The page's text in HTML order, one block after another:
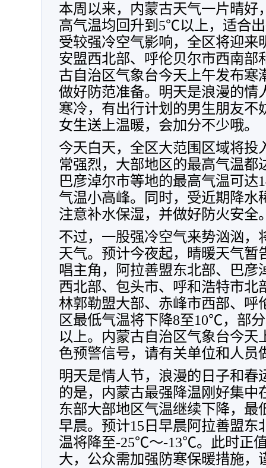
本周以来，内蒙古天气一片晴好
高气温均回升到5℃以上，适合
受较强冷空气影响，全区将迎来
安盟西北部、呼伦贝尔市西南部
古自治区气象台今天上午发布寒
做好防范准备。明天是浪漫的情
寒冷，有出行计划的男生朋友不
女生送上温暖，会加分不少哦。
今天白天，全区大范围区域将投
常强烈，大部地区的最高气温
巴彦淖尔市等地的最高气温可
气温小高峰。同时，受近期降水
注意补水保湿，并做好防火安全
不过，一股强冷空气来势汹汹，
天气。预计今夜起，晴暖天气暂
唱主角，阿拉善盟东北部、巴彦
西北部、包头市、呼和浩特市北
林郭勒盟大部、赤峰市西部、呼
区最低气温将下降8至10℃，部
以上。内蒙古自治区气象台今天
色预警信号，请有关单位和人员
明天是情人节，浪漫的日子和春
的是，内蒙古最强降温刚好集中
东部大部地区气温继续下降，最
早晨。预计15日早晨阿拉善盟东
温将降至-25℃～-13℃。此时正
大，公众需加强防寒保暖措施，